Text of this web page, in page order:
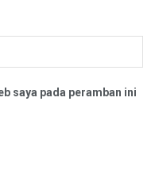
saya pada peramban ini